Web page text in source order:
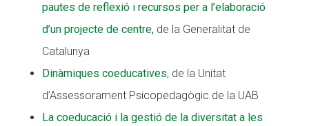
pautes de reflexió i recursos per a l’elaboració
d’un projecte de centre,de la Generalitat de
Catalunya
Dinàmiques coeducatives, de la Unitat
d’Assessorament Psicopedagògic de la UAB
La coeducació i la gestió de la diversitat a les